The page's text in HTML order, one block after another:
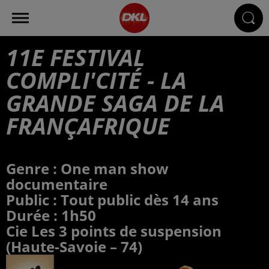
11E FESTIVAL
COMPLI'CITÉ - LA
GRANDE SAGA DE LA
FRANÇAFRIQUE
Genre : One man show
documentaire
Public : Tout public dès 14 ans
Durée : 1h50
Cie Les 3 points de suspension
(Haute-Savoie – 74)